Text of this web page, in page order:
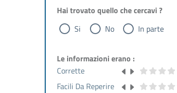
Hai trovato quello che cercavi ?
Si
No In parte
Le informazioni erano :
Corrette
Facili Da Reperire